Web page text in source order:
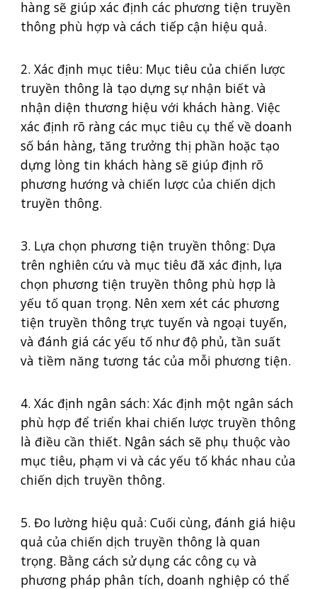
hàng sẽ giúp xác định các phương tiện truyền
thông phù hợp và cách tiếp cận hiệu quả.
2. Xác định mục tiêu: Mục tiêu của chiến lược
truyền thông là tạo dựng sự nhận biết và
nhận diện thương hiệu với khách hàng. Việc
xác định rõ ràng các mục tiêu cụ thể về doanh
số bán hàng, tăng trưởng thị phần hoặc tạo
dựng lòng tin khách hàng sẽ giúp định rõ
phương hướng và chiến lược của chiến dịch
truyền thông.
3. Lựa chọn phương tiện truyền thông: Dựa
trên nghiên cứu và mục tiêu đã xác định, lựa
chọn phương tiện truyền thông phù hợp là
yếu tố quan trọng. Nên xem xét các phương
tiện truyền thông trực tuyến và ngoại tuyến,
và đánh giá các yếu tố như độ phủ, tần suất
và tiềm năng tương tác của mỗi phương tiện.
4. Xác định ngân sách: Xác định một ngân sách
phù hợp để triển khai chiến lược truyền thông
là điều cần thiết. Ngân sách sẽ phụ thuộc vào
mục tiêu, phạm vi và các yếu tố khác nhau của
chiến dịch truyền thông.
5. Đo lường hiệu quả: Cuối cùng, đánh giá hiệu
quả của chiến dịch truyền thông là quan
trọng. Bằng cách sử dụng các công cụ và
phương pháp phân tích, doanh nghiệp có thể